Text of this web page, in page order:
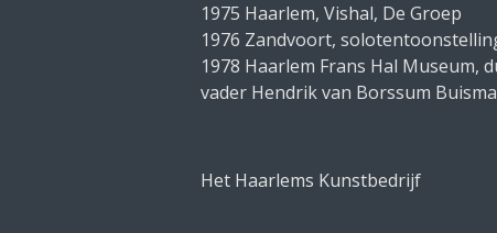
1975 Haarlem, Vishal, De Groep
1976 Zandvoort,
1978 Haarlem Frans Hal
vader Hendrik van Borssum
Het Haarlems Kunstbedrijf